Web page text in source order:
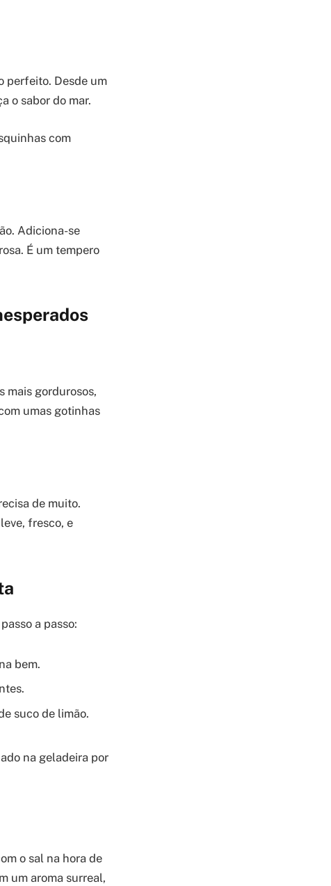
perfeito. Desde um
o sabor do mar.
com
Adiciona-se
É um tempero
mais gordurosos,
umas gotinhas
de muito.
fresco, e
a passo:
bem.
suco de limão.
na geladeira por
o sal na hora de
um aroma surreal,